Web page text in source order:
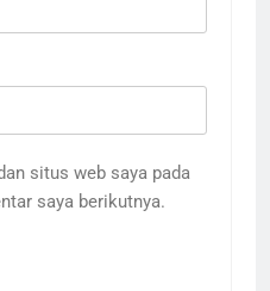
situs web saya pada
saya berikutnya.